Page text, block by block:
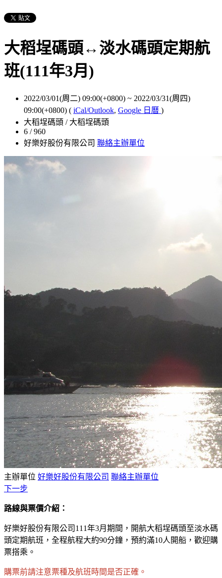
大稻埕碼頭↔淡水碼頭定期航
班(111年3月)
2022/03/01(周二) 09:00(+0800) ~ 2022/03/31(周四)
09:00(+0800) ( iCal/Outlook, Google 日曆 )
大稻埕碼頭 / 大稻埕碼頭
6 / 960
好樂好股份有限公司 聯絡主辦單位
主辦單位 好樂好股份有限公司 聯絡主辦單位
下一步
路線與票價介紹：
好樂好股份有限公司111年3月期間，開航大稻埕碼頭至淡水碼
頭定期航班，全程航程大約90分鐘，預約滿10人開船，歡迎購
票搭乘。
購票前請注意票種及航班時間是否正確。